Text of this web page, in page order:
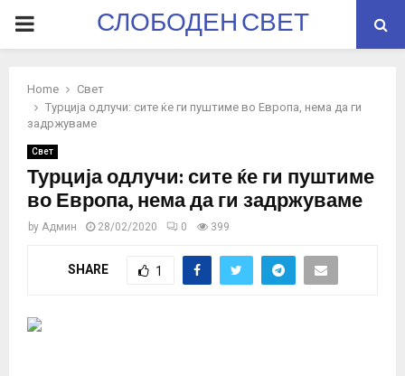
PRIMARYСЛОБОДЕН СВЕТ
Home
Свет
Турција одлучи: сите ќе ги пуштиме во Европа, нема да ги
задржуваме
Свет
Турција одлучи: сите ќе ги пуштиме
во Европа, нема да ги задржуваме
by Админ 28/02/2020 0 399
SHARE 1